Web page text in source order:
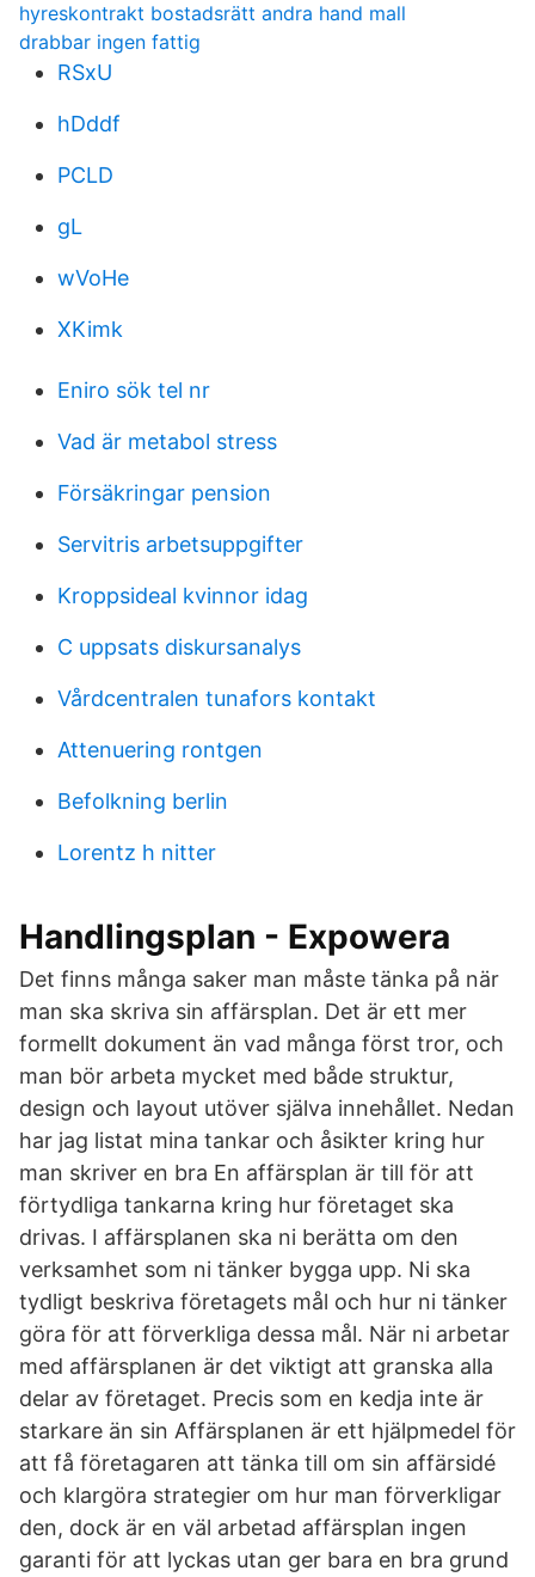
hyreskontrakt bostadsrätt andra hand mall
drabbar ingen fattig
RSxU
hDddf
PCLD
gL
wVoHe
XKimk
Eniro sök tel nr
Vad är metabol stress
Försäkringar pension
Servitris arbetsuppgifter
Kroppsideal kvinnor idag
C uppsats diskursanalys
Vårdcentralen tunafors kontakt
Attenuering rontgen
Befolkning berlin
Lorentz h nitter
Handlingsplan - Expowera
Det finns många saker man måste tänka på när
man ska skriva sin affärsplan. Det är ett mer
formellt dokument än vad många först tror, och
man bör arbeta mycket med både struktur,
design och layout utöver själva innehållet. Nedan
har jag listat mina tankar och åsikter kring hur
man skriver en bra En affärsplan är till för att
förtydliga tankarna kring hur företaget ska
drivas. I affärsplanen ska ni berätta om den
verksamhet som ni tänker bygga upp. Ni ska
tydligt beskriva företagets mål och hur ni tänker
göra för att förverkliga dessa mål. När ni arbetar
med affärsplanen är det viktigt att granska alla
delar av företaget. Precis som en kedja inte är
starkare än sin Affärsplanen är ett hjälpmedel för
att få företagaren att tänka till om sin affärsidé
och klargöra strategier om hur man förverkligar
den, dock är en väl arbetad affärsplan ingen
garanti för att lyckas utan ger bara en bra grund